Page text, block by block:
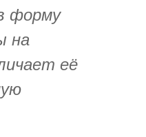
форму
на
её